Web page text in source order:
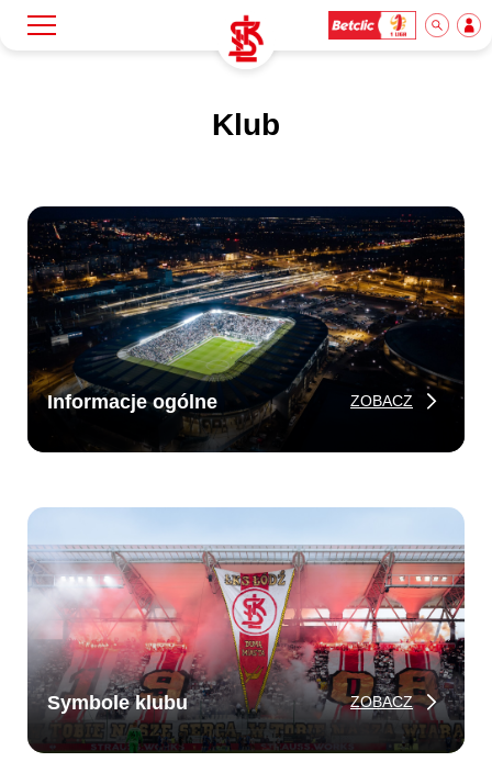
Bilety
Akademia
Biznes
Kibice
Klub
Informacje ogólne ZOBACZ
Symbole klubu ZOBACZ